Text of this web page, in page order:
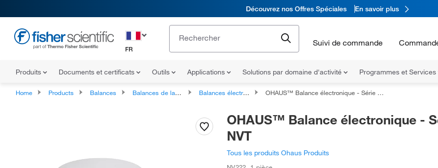
Découvrez nos Offres Spéciales En savoir plus
FR
Suivi de commande
Produits Documents et certificats Outils Applications Solutions par domaine d'activité Programmes et Services
Home Products Balances Balances de laboratoire Balances électroniques à plateau supérieur OHAUS™ Balance électronique - Série NVT
OHAUS™ Balance électronique -
NVT
Tous les produits Ohaus Produits